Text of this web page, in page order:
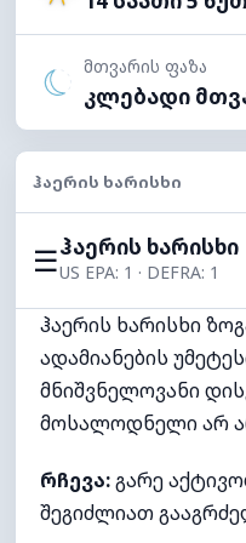
მთვარის ფაზა
კლებადი
ᲰᲐᲔᲠᲘᲡ ᲮᲐᲠᲘᲡᲮᲘ
☰ჰაერის ხარისხი
US EPA: 1 · DEFRA: 1
ჰაერის ხარისხი
ადამიანების
მნიშვნელოვანი
მოსალოდნელი არ
რჩევა:გარე
შეგიძლიათ